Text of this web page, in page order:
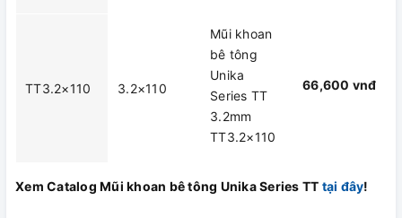
TT3.2×110 3.2×110
Mũi khoan
bê tông
Unika
Series TT
3.2mm
TT3.2×110
66,600 vnđ
Xem Catalog Mũi khoan bê tông Unika Series TT tại đây!